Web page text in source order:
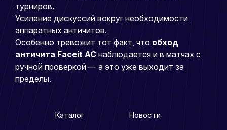
турниров.
Усиление дискуссий вокруг необходимости
аппаратных античитов.
Особенно тревожит тот факт, что обход
античита Faceit AC наблюдается и в матчах с
ручной проверкой — а это уже выходит за
пределы.
Каталог Новости